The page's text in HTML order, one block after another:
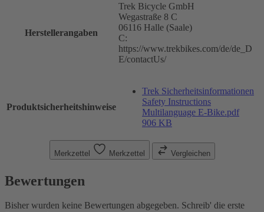
Herstellerangaben
Trek Bicycle GmbH
Wegastraße 8 C
06116 Halle (Saale)
C:
https://www.trekbikes.com/de/de_D
E/contactUs/
Produktsicherheitshinweise
Trek Sicherheitsinformationen
Safety Instructions
Multilanguage E-Bike.pdf
906 KB
Merkzettel Merkzettel Vergleichen
Bewertungen
Bisher wurden keine Bewertungen abgegeben. Schreib' die erste